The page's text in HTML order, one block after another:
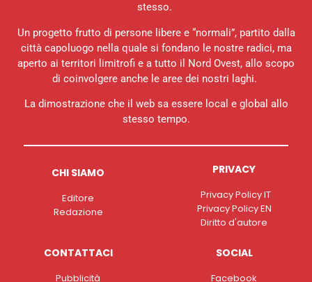
stesso.
Un progetto frutto di persone libere e “normali”, partito dalla
città capoluogo nella quale si fondano le nostre radici, ma
aperto ai territori limitrofi e a tutto il Nord Ovest, allo scopo
di coinvolgere anche le aree dei nostri laghi.
La dimostrazione che il web sa essere local e global allo
stesso tempo.
CHI SIAMO
Editore
Redazione
PRIVACY
Privacy Policy IT
Privacy Policy EN
Diritto d'autore
CONTATTACI
Pubblicità
SOCIAL
Facebook